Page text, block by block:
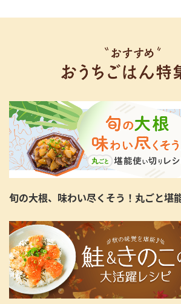
旬の大根、味わい尽くそう！丸ごと堪